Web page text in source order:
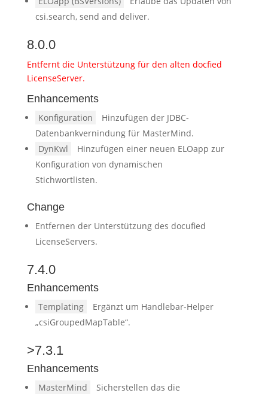
csi.search, send and deliver.
8.0.0
Entfernt die Unterstützung für den alten docfied
LicenseServer.
Enhancements
Konfiguration
Hinzufügen der JDBC-
Datenbankvernindung für MasterMind.
DynKwl
Hinzufügen einer neuen ELOapp zur
Konfiguration von dynamischen
Stichwortlisten.
Change
Entfernen der Unterstützung des docufied
LicenseServers.
7.4.0
Enhancements
Templating
Ergänzt um Handlebar-Helper
„csiGroupedMapTable“.
>7.3.1
Enhancements
MasterMind Sicherstellen das die